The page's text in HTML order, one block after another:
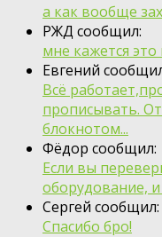
а как вообще
РЖД сообщил:
мне кажется
Евгений
Всё
прописывать.
блокнотом...
Фёдор сообщил:
Если вы
оборудование, и
Сергей сообщил:
Спасибо бро!